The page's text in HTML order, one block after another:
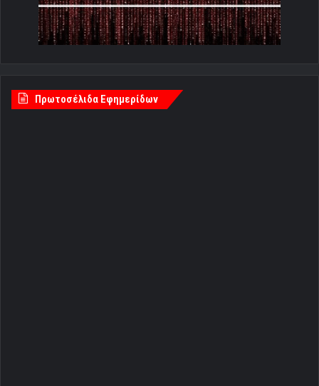
Πρωτοσέλιδα Εφημερίδων